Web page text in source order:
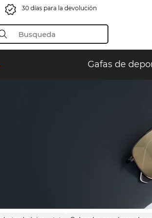
30 días para la devolución
Gafas de